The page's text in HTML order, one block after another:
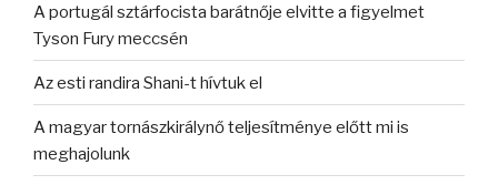
A portugál sztárfocista barátnője elvitte a figyelmet
Tyson Fury meccsén
Az esti randira Shani-t hívtuk el
A magyar tornászkirálynő teljesítménye előtt mi is
meghajolunk